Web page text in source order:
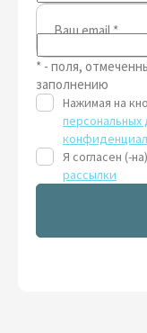
Ваш email*
* - поля,
заполнению
Нажимая на
персональных
Я согласен (-
рассылки